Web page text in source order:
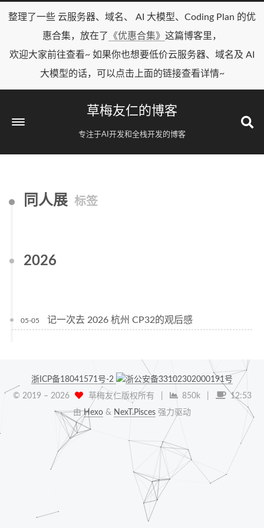
整理了一些 云服务器、域名、 AI 大模型、Coding Plan 的优
惠合集，放在了
《优惠合集》 这篇博客里，
欢迎大家前往查看~ 如果你也想要低价云服务器、域名及 AI
大模型的话，可以点击上面的链接查看详情~
草梅友仁的博客
专注于AI开发和全栈开发的博客
同人展 标签
2026
05-05 记一次去 2026 杭州 CP32的观后感
浙ICP备18041571号-2
浙公安备33102302000191号
© 2019 – 2026 草梅友仁版权所有 850k
12:53
由Hexo & NexT.Pisces 强力驱动